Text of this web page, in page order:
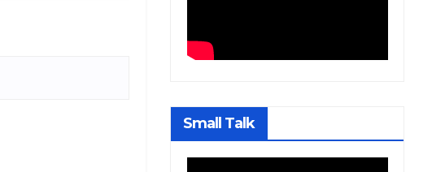
Small Talk